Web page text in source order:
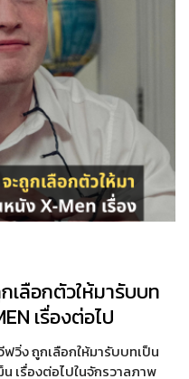
เลือกตัวให้มารับบท
เรื่องต่อไป
ฟวิ่ง ถูกเลือกให้มารับบทเป็น
เรื่องต่อไปในจักรวาลภาพ